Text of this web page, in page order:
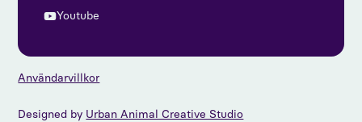
Youtube
Designed by Urban Animal Creative Studio
Användarvillkor